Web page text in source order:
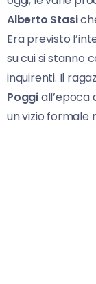
Alberto Stasi
Era previsto
su cui si stanno
inquirenti. Il
Poggiall’epoca
un vizio formale